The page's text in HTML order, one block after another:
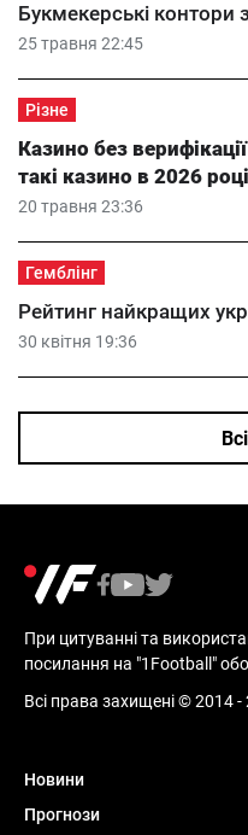
25 травня 22:45
Букмекерські контори
Різне
20 травня 23:36
Казино без
такі казино в 2026 році
Гемблінг
30 квітня 19:36
Рейтинг найкращих
При цитуванні та
посилання на "1Football"
Всі права захищені © 2014
Новини
Прогнози